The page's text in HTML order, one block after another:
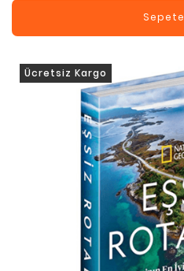
Sepete
Ücretsiz Kargo